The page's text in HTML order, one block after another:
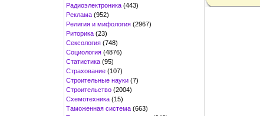
Радиоэлектроника (443)
Реклама (952)
Религия и мифология (2967)
Риторика (23)
Сексология (748)
Социология (4876)
Статистика (95)
Страхование (107)
Строительные науки (7)
Строительство (2004)
Схемотехника (15)
Таможенная система (663)